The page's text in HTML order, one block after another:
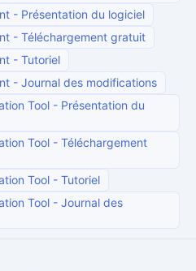
- Présentation du logiciel
- Téléchargement gratuit
- Tutoriel
- Journal des modifications
Tool - Présentation du
Tool - Téléchargement
Tool - Tutoriel
Tool - Journal des